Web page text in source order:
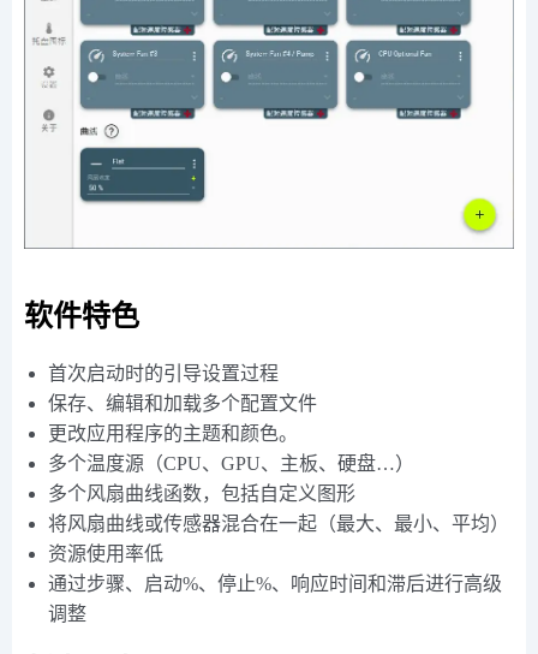
软件特色
首次启动时的引导设置过程
保存、编辑和加载多个配置文件
更改应用程序的主题和颜色。
多个温度源（CPU、GPU、主板、硬盘…）
多个风扇曲线函数，包括自定义图形
将风扇曲线或传感器混合在一起（最大、最小、平均）
资源使用率低
通过步骤、启动%、停止%、响应时间和滞后进行高级
调整